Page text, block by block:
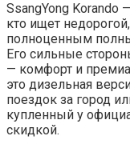
SsangYong Korando
кто ищет
полноценным
Его сильные
— комфорт и
это дизельная
поездок за город
купленный у
скидкой.